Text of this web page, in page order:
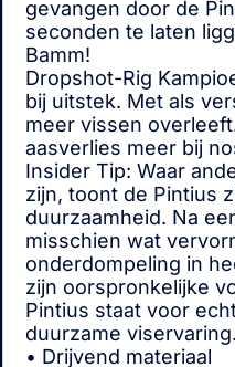
gevangen door de
seconden te laten
Bamm!
Dropshot-Rig
bij uitstek. Met als
meer vissen
aasverlies meer bij
Insider Tip: Waar
zijn, toont de Pintius
duurzaamheid. Na
misschien wat
onderdompeling in
zijn oorspronkelijke
Pintius staat voor
duurzame viservaring.
• Drijvend materiaal